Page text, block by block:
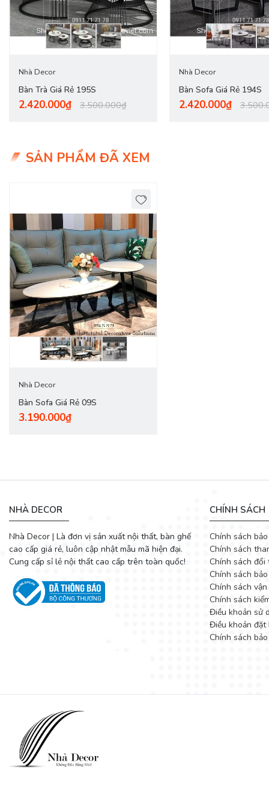
Nhà Decor
Bàn Trà Giá Rẻ 195S
2.420.000₫ 3.500.000₫
Nhà Decor
Bàn Sofa Giá Rẻ 194S
2.420.000₫
SẢN PHẨM ĐÃ XEM
Nhà Decor
Bàn Sofa Giá Rẻ 09S
3.190.000₫
NHÀ DECOR
Nhà Decor | Là đơn vị sản xuất nội thất, bàn ghế
cao cấp giá rẻ, luôn cập nhật mẫu mã hiện đại.
Cung cấp sỉ lẻ nội thất cao cấp trên toàn quốc!
CHÍNH SÁCH
Chính sách
Chính sách
Chính sách đổi
Chính sách
Chính sách
Chính sách
Điều khoản sử
Điều khoản
Chính sách